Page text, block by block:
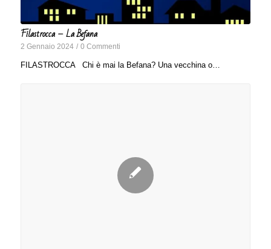
Filastrocca – La Befana
2 Gennaio 2024 / 0 Commenti
FILASTROCCA Chi è mai la Befana? Una vecchina o…